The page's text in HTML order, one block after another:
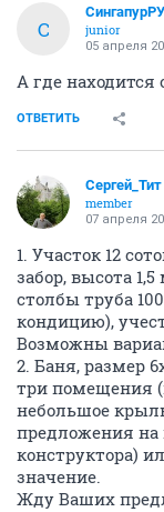
С
junior
05 апреля
А где находится
ОТВЕТИТЬ
Сергей_Тит
member
07 апреля
1. Участок 12
забор, высота
столбы труба
кондицию),
Возможны
2. Баня, размер
три помещения
небольшое
предложения на
конструктора)
значение.
Жду Ваших